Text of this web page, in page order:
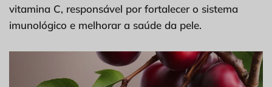
vitamina C, responsável por fortalecer o sistema
imunológico e melhorar a saúde da pele.